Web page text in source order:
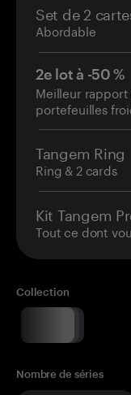
Set de 2
Abordable
2e lot à -50 %
Meilleur
portefeuilles
Tangem Ring
Ring & 2 cards
Kit Tangem
Tout ce dont
Collection
Nombre de séries